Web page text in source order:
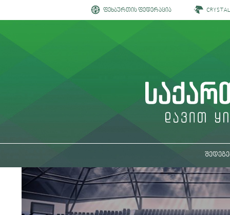
ფეხბურთის ფედერაცია